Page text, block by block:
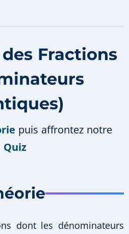
Fractions
puis affrontez notre
Quiz
dont les dénominateurs